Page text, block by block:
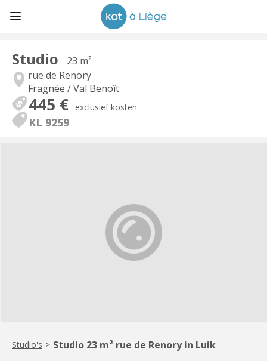
Studio
23 m²
rue de Renory
Fragnée / Val Benoît
445 € exclusief kosten
KL 9259
Studio's > Studio 23 m² rue de Renory in Luik